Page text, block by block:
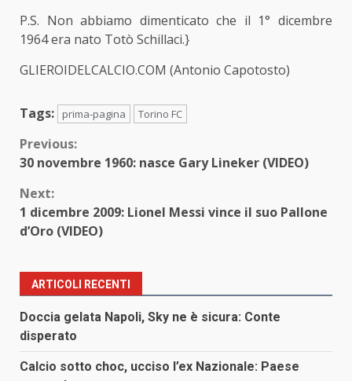
P.S. Non abbiamo dimenticato che il 1° dicembre
1964 era nato Totò Schillaci.}
GLIEROIDELCALCIO.COM (Antonio Capotosto)
Tags: prima-pagina Torino FC
Continue
Previous:
30 novembre 1960: nasce Gary Lineker (VIDEO)
Next:
1 dicembre 2009: Lionel Messi vince il suo Pallone
d’Oro (VIDEO)
ARTICOLI RECENTI
Doccia gelata Napoli, Sky ne è sicura: Conte
disperato
Calcio sotto choc, ucciso l’ex Nazionale: Paese